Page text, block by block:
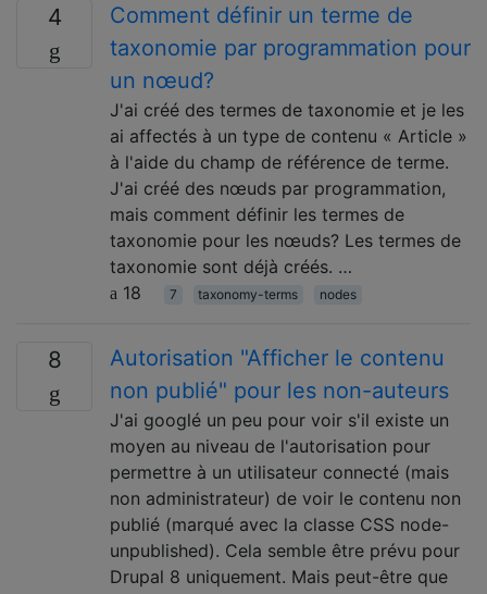
4
Comment définir un terme de
taxonomie par programmation pour
un nœud?
J'ai créé des termes de taxonomie et je les
ai affectés à un type de contenu « Article »
à l'aide du champ de référence de terme.
J'ai créé des nœuds par programmation,
mais comment définir les termes de
taxonomie pour les nœuds? Les termes de
taxonomie sont déjà créés. …
18
7 taxonomy-terms nodes
8
Autorisation "Afficher le contenu
non publié" pour les non-auteurs
J'ai googlé un peu pour voir s'il existe un
moyen au niveau de l'autorisation pour
permettre à un utilisateur connecté (mais
non administrateur) de voir le contenu non
publié (marqué avec la classe CSS node-
unpublished). Cela semble être prévu pour
Drupal 8 uniquement. Mais peut-être que